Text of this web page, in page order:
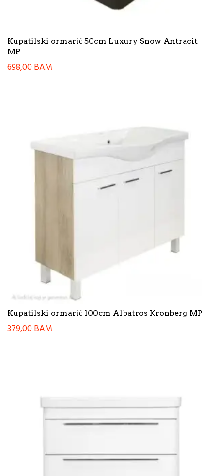
Kupatilski ormarić 50cm Luxury Snow Antracit
MP
698,00BAM
Kupatilski ormarić 100cm Albatros Kronberg MP
379,00BAM